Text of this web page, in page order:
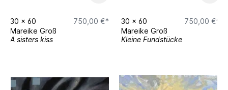
30 x 60
750,00 €*
Mareike Groß
A sisters kiss
30 x 60
750,00 €*
Mareike Groß
Kleine Fundstücke